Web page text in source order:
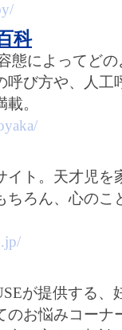
科
態によってど
呼び方や、人
。
イト。天才児を
ちろん、心のこ
が提供する、
のお悩みコー